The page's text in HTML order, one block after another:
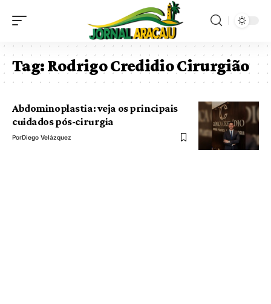
Tag:Rodrigo Credidio Cirurgião
Abdominoplastia: veja os principais
cuidados pós-cirurgia
PorDiego Velázquez